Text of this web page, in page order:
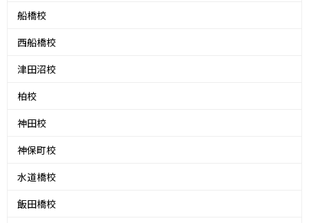
船橋校
西船橋校
津田沼校
柏校
神田校
神保町校
水道橋校
飯田橋校